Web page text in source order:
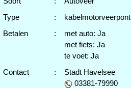
Type
:
kabelmotorveerpont
Betalen
:
met auto: Ja
met fiets: Ja
te voet: Ja
Contact
:
Stadt Havelsee
03381-79990